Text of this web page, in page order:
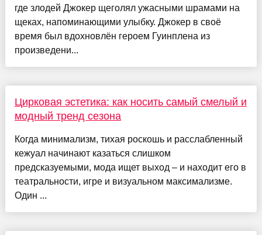
где злодей Джокер щеголял ужасными шрамами на
щеках, напоминающими улыбку. Джокер в своё
время был вдохновлён героем Гуинплена из
произведени...
Цирковая эстетика: как носить самый смелый и
модный тренд сезона
Когда минимализм, тихая роскошь и расслабленный
кежуал начинают казаться слишком
предсказуемыми, мода ищет выход – и находит его в
театральности, игре и визуальном максимализме.
Один ...